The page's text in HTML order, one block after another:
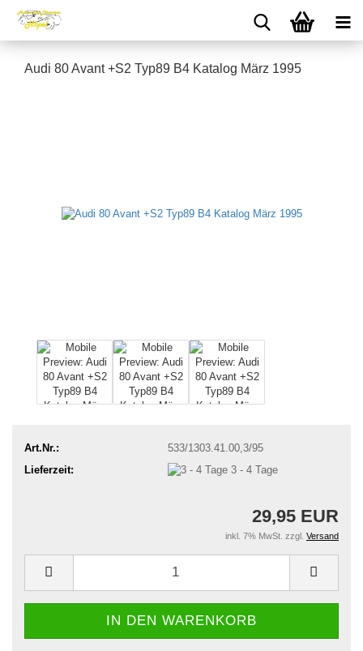
Audi 80 Avant +S2 Typ89 B4 Katalog März 1995
Art.Nr.:
533/1303.41.00,3/95
Lieferzeit:
3 - 4 Tage
29,95 EUR
inkl. 7% MwSt. zzgl. Versand